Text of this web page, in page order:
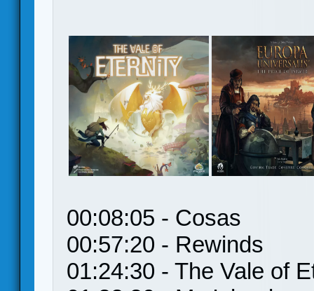
00:08:05 - Cosas
00:57:20 - Rewinds
01:24:30 - The Vale of